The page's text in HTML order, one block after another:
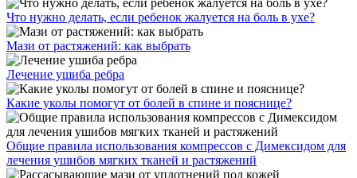
Что нужно делать, если ребенок жалуется на боль в ухе?
Мази от растяжений: как выбрать
Лечение ушиба ребра
Какие уколы помогут от болей в спине и пояснице?
Общие правила использования компрессов с Димексидом для
лечения ушибов мягких тканей и растяжений